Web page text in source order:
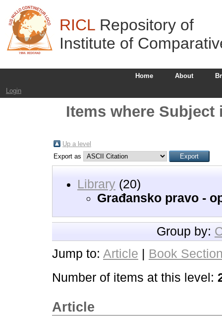
RICL Repository of
Institute of
Home About
Login
Items where
Up a level
Export as
Library (20)
Građansko pravo -
Group by:
Jump to: Article | Book
Number of items at this level:
Article